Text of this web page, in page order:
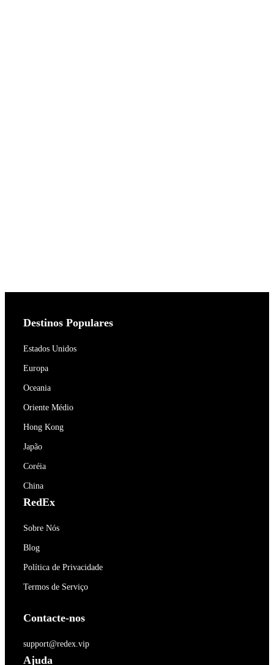
Destinos Populares
Estados Unidos
Europa
Oceania
Oriente Médio
Hong Kong
Japão
Coréia
China
RedEx
Sobre Nós
Blog
Política de Privacidade
Termos de Serviço
Contacte-nos
support@redex.vip
Ajuda